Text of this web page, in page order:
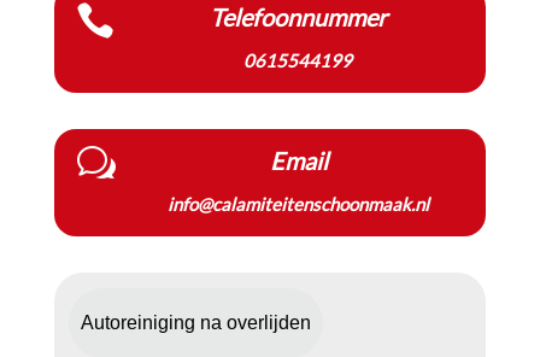
 Telefoonnummer
0615544199
w Email
info@calamiteitenschoonmaak.nl
Autoreiniging na overlijden